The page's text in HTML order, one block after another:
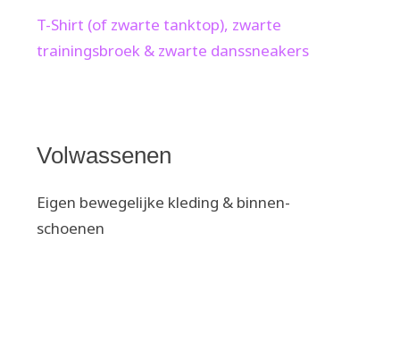
T-Shirt (of zwarte tanktop), zwarte
trainingsbroek & zwarte danssneakers
Volwassenen
Eigen bewegelijke kleding & binnen-
schoenen